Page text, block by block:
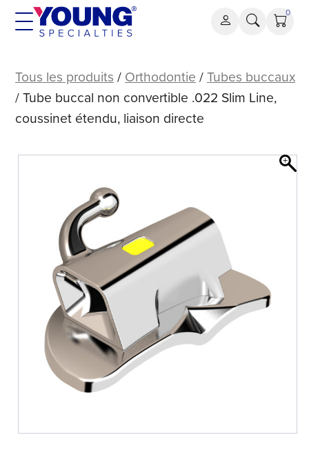
Aller
0
Slim
Line
Tube
non
Tous les produits / Orthodontie /Tubes buccaux
/ Tube buccal non convertible .022 Slim Line,
coussinet étendu, liaison directe